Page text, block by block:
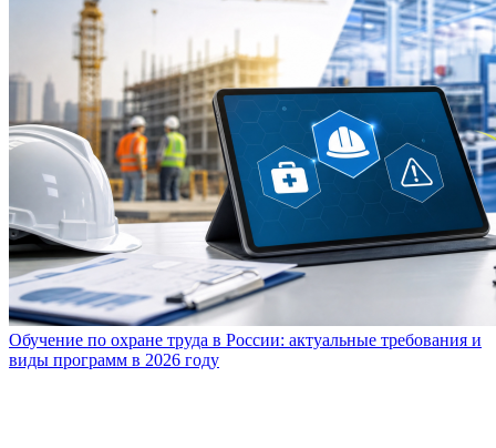
Обучение по охране труда в России: актуальные требования и
виды программ в 2026 году